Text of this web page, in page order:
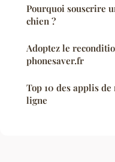
Pourquoi souscrire
chien ?
Adoptez le
phonesaver.fr
Top 10 des applis
ligne